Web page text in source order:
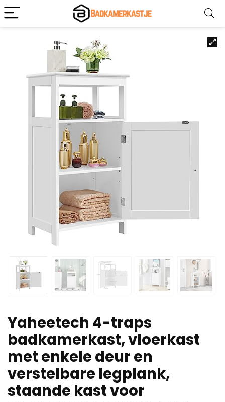
Yaheetech 4-traps
badkamerkast, vloerkast
met enkele deur en
verstelbare legplank,
staande kast voor